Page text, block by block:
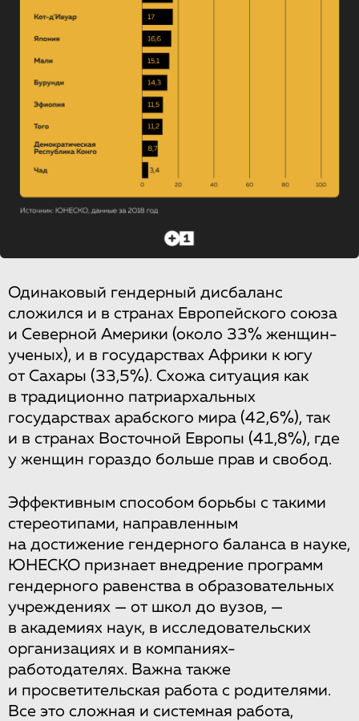
Одинаковый гендерный дисбаланс
сложился и в странах Европейского союза
и Северной Америки (около 33% женщин-
ученых), и в государствах Африки к югу
от Сахары (33,5%). Схожа ситуация как
в традиционно патриархальных
государствах арабского мира (42,6%), так
и в странах Восточной Европы (41,8%), где
у женщин гораздо больше прав и свобод.
Эффективным способом борьбы с такими
стереотипами, направленным
на достижение гендерного баланса в науке,
ЮНЕСКО признает внедрение программ
гендерного равенства в образовательных
учреждениях — от школ до вузов, —
в академиях наук, в исследовательских
организациях и в компаниях-
работодателях. Важна также
и просветительская работа с родителями.
Все это сложная и системная работа,